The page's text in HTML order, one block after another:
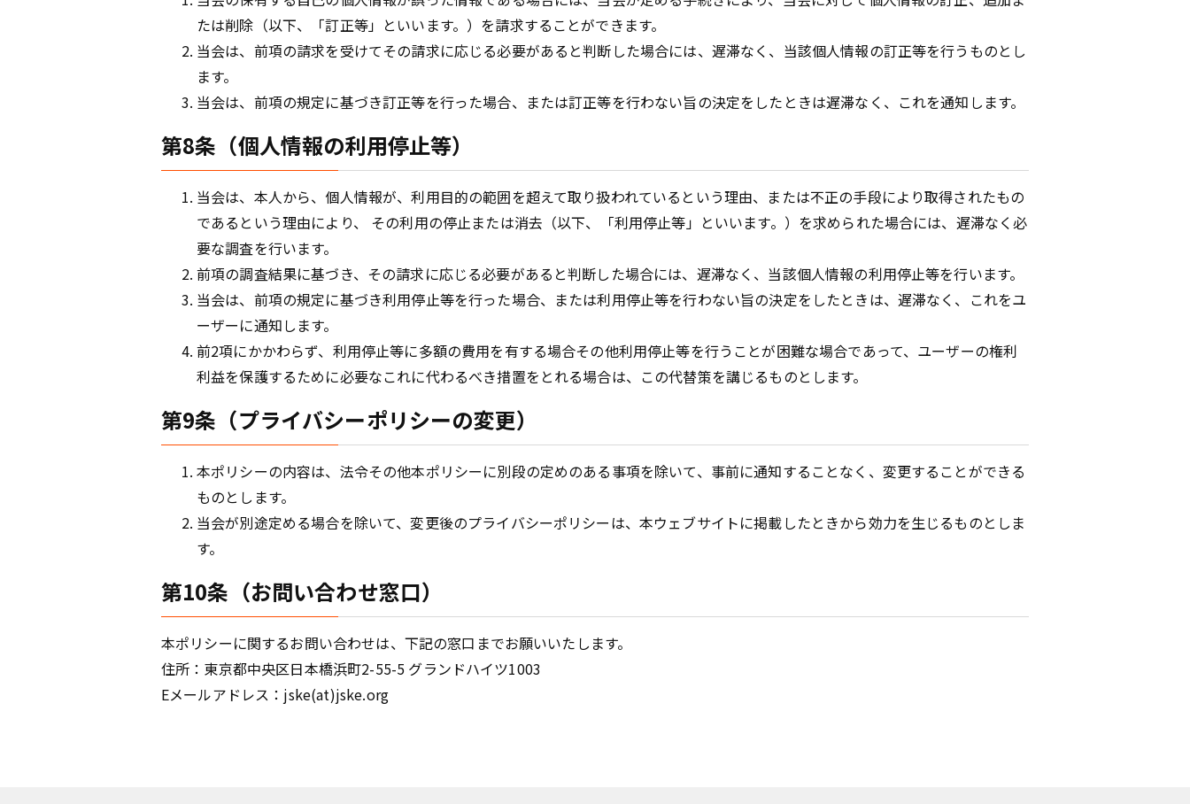
たは削除（以下、「訂正等」といいます。）を請求することができます。
当会は、前項の請求を受けてその請求に応じる必要があると判断した場合には、遅滞なく、当該個人情報の訂正等を行うものとし
ます。
当会は、前項の規定に基づき訂正等を行った場合、または訂正等を行わない旨の決定をしたときは遅滞なく、これを通知します。
第8条（個人情報の利用停止等）
当会は、本人から、個人情報が、利用目的の範囲を超えて取り扱われているという理由、または不正の手段により取得されたもの
であるという理由により、 その利用の停止または消去（以下、「利用停止等」といいます。）を求められた場合には、遅滞なく必
要な調査を行います。
前項の調査結果に基づき、その請求に応じる必要があると判断した場合には、遅滞なく、当該個人情報の利用停止等を行います。
当会は、前項の規定に基づき利用停止等を行った場合、または利用停止等を行わない旨の決定をしたときは、遅滞なく、これをユ
ーザーに通知します。
前2項にかかわらず、利用停止等に多額の費用を有する場合その他利用停止等を行うことが困難な場合であって、ユーザーの権利
利益を保護するために必要なこれに代わるべき措置をとれる場合は、この代替策を講じるものとします。
第9条（プライバシーポリシーの変更）
本ポリシーの内容は、法令その他本ポリシーに別段の定めのある事項を除いて、事前に通知することなく、変更することができる
ものとします。
当会が別途定める場合を除いて、変更後のプライバシーポリシーは、本ウェブサイトに掲載したときから効力を生じるものとしま
す。
第10条（お問い合わせ窓口）
本ポリシーに関するお問い合わせは、下記の窓口までお願いいたします。
住所：東京都中央区日本橋浜町2-55-5 グランドハイツ1003
Eメールアドレス：jske(at)jske.org